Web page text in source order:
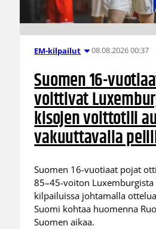
EM-kilpailut 08.08.2026 00:37
Suomen 16-
voittivat
kisojen voittotili
vakuuttavalla
Suomen 16-vuotiaat pojat
85–45-voiton
kilpailuissa johtamalla
Suomi kohtaa huomenna
Suomen aikaa.